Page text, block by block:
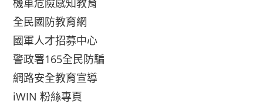
機車危險感知教育
全民國防教育網
國軍人才招募中心
警政署165全民防騙
網路安全教育宣導
iWIN 粉絲專頁